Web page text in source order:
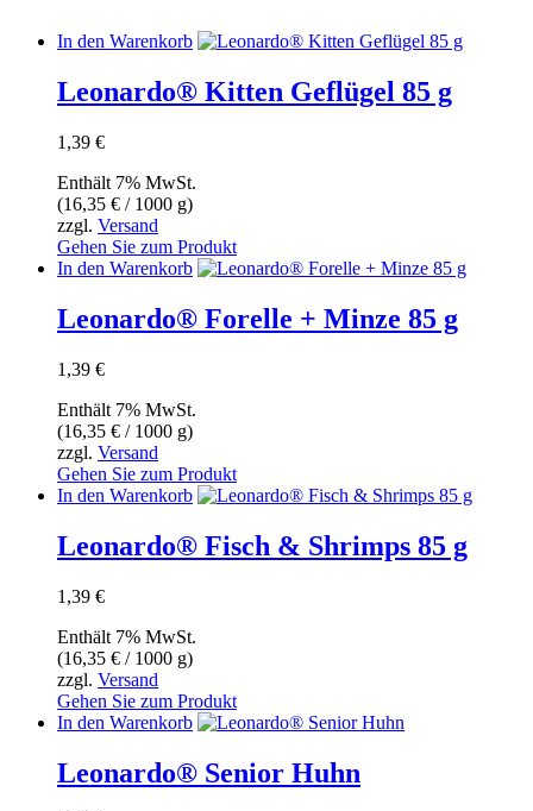
In den Warenkorb
Leonardo® Kitten Geflügel 85 g
1,39 €
Enthält 7% MwSt.
(16,35 € / 1000 g)
zzgl. Versand
Gehen Sie zum Produkt
In den Warenkorb
Leonardo® Forelle + Minze 85 g
1,39 €
Enthält 7% MwSt.
(16,35 € / 1000 g)
zzgl. Versand
Gehen Sie zum Produkt
In den Warenkorb
Leonardo® Fisch & Shrimps 85 g
1,39 €
Enthält 7% MwSt.
(16,35 € / 1000 g)
zzgl. Versand
Gehen Sie zum Produkt
In den Warenkorb
Leonardo® Senior Huhn